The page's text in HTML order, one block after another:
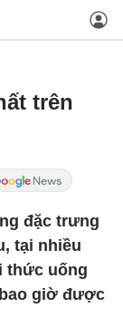
trên
đặc trưng
tại nhiều
thức uống
giờ được